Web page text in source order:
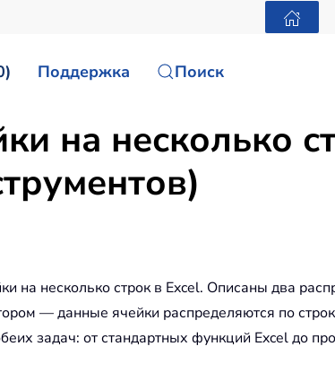
Поддержка Поиск
на несколько
на несколько строк в Excel. Описаны два
— данные ячейки распределяются по
задач: от стандартных функций Excel до